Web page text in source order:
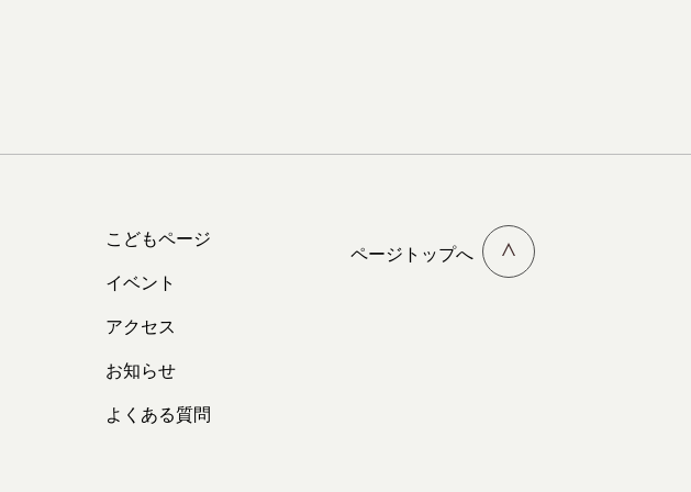
こどもページ
イベント
アクセス
お知らせ
よくある質問
ページトップへ